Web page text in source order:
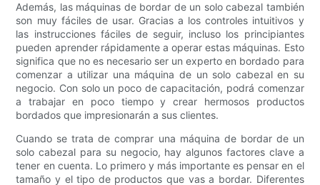
Además, las máquinas de bordar de un solo cabezal también
son muy fáciles de usar. Gracias a los controles intuitivos y
las instrucciones fáciles de seguir, incluso los principiantes
pueden aprender rápidamente a operar estas máquinas. Esto
significa que no es necesario ser un experto en bordado para
comenzar a utilizar una máquina de un solo cabezal en su
negocio. Con solo un poco de capacitación, podrá comenzar
a trabajar en poco tiempo y crear hermosos productos
bordados que impresionarán a sus clientes.
Cuando se trata de comprar una máquina de bordar de un
solo cabezal para su negocio, hay algunos factores clave a
tener en cuenta. Lo primero y más importante es pensar en el
tamaño y el tipo de productos que vas a bordar. Diferentes